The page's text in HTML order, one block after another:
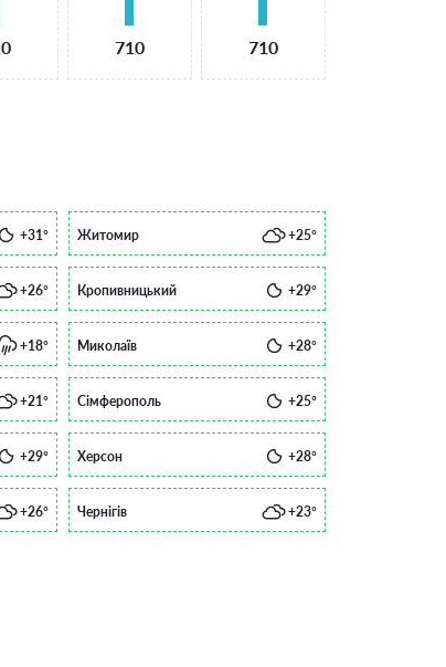
710 710
+31° Житомир +25°
+26° Кропивницький +29°
+18° Миколаїв +28°
+21° Сімферополь +25°
+29° Херсон +28°
+26° Чернігів +23°